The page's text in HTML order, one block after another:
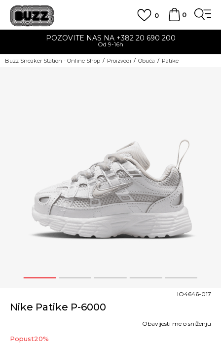
0
0
POZOVITE NAS NA +382 20 690 200
Od 9-16h
Buzz Sneaker Station - Online Shop Proizvodi Obuća Patike
1 2 3 4 5
Nike Patike P-6000
IO4646-017
Popust20%
Obavijesti me o sniženju